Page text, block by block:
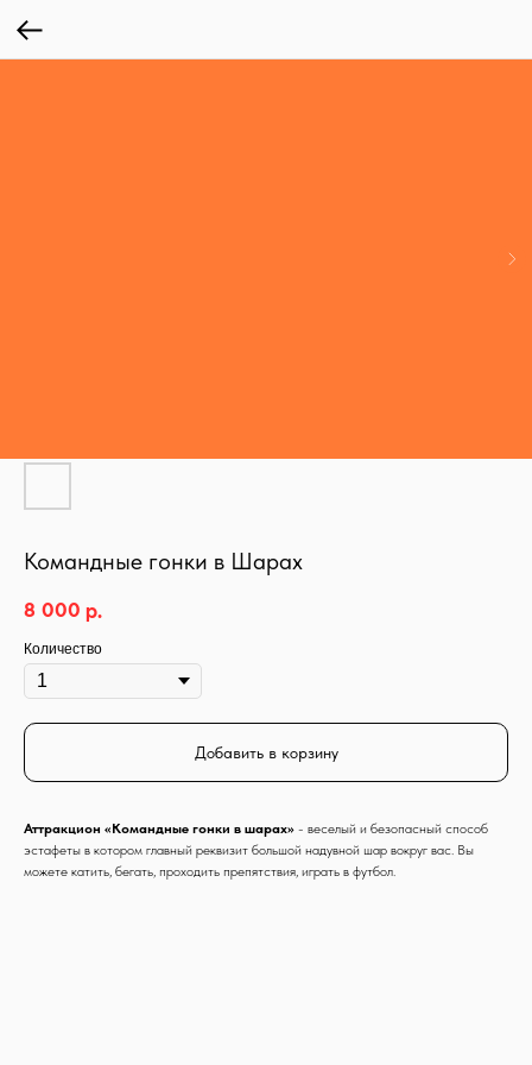
Командные гонки в Шарах
8 000 р.
Количество
Добавить в корзину
Аттракцион «Командные гонки в шарах» - веселый и безопасный способ
эстафеты в котором главный реквизит большой надувной шар вокруг вас. Вы
можете катить, бегать, проходить препятствия, играть в футбол.